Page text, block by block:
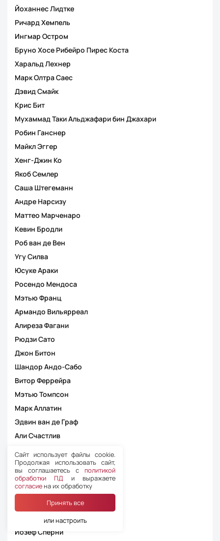
Йоханнес Лидтке
Ричард Хемпель
Ингмар Остром
Бруно Хосе Рибейро Пирес Коста
Харальд Лехнер
Марк Олтра Саес
Дэвид Смайк
Крис Бит
Мухаммад Таки Альджафари бин Джахари
Робин Ганснер
Майкл Эггер
Хенг-Джин Ко
Якоб Семлер
Саша Штегеманн
Андре Нарсизу
Маттео Марченаро
Кевин Бродли
Роб ван де Вен
Угу Силва
Юсуке Араки
Росендо Мендоса
Мэтью Франц
Армандо Вильярреал
Алиреза Фагани
Рюдзи Сато
Джон Битон
Шандор Андо-Сабо
Витор Феррейра
Мэтью Томпсон
Марк Аллатин
Эдвин ван де Граф
Али Счастлив
Футоси Накамура
Серхио Эскудеро Гусман
Элтон Гарсия
Джо Дикерсон
Томас Хардеман
Йозеф Сперни
Сайт использует файлы cookie.
Продолжая использовать сайт,
вы соглашаетесь с политикой
обработки ПД и выражаете
согласие на их обработку
Принять все
или настроить